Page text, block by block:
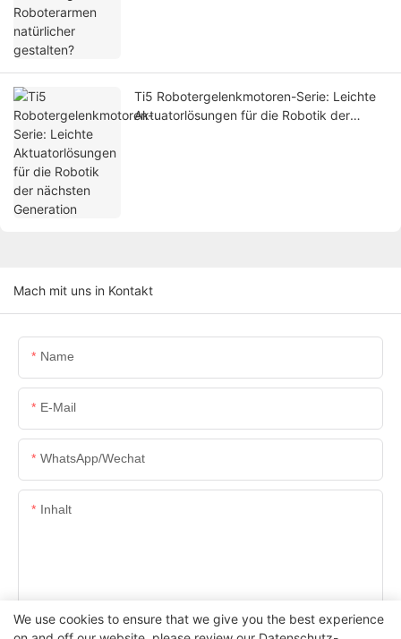
Ti5 Robotergelenkmotoren-Serie: Leichte
Aktuatorlösungen für die Robotik der
Mach mit uns in Kontakt
Name
E-Mail
WhatsApp/Wechat
Inhalt
SENDEN SIE JETZT ANFRAGE
We use cookies to ensure that we give you the best experience